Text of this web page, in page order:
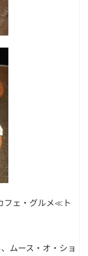
フェ・グルメ≪ト
ムース・オ・ショ